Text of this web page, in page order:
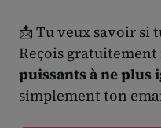
📩 Tu veux savoir si
Reçois
puissants à ne plus
simplement ton